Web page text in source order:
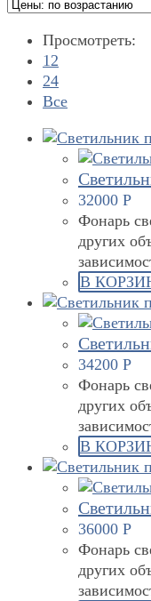
Просмотреть:
12
24
Все
32000 Р
Фонарь
других
В
34200 Р
Фонарь
других
В
36000 Р
Фонарь
других